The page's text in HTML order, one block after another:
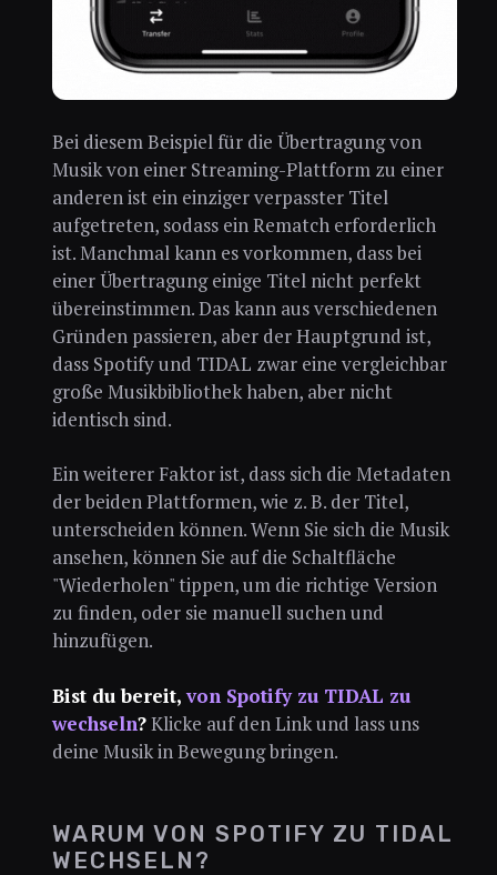
Bei diesem Beispiel für die Übertragung von
Musik von einer Streaming-Plattform zu einer
anderen ist ein einziger verpasster Titel
aufgetreten, sodass ein Rematch erforderlich
ist. Manchmal kann es vorkommen, dass bei
einer Übertragung einige Titel nicht perfekt
übereinstimmen. Das kann aus verschiedenen
Gründen passieren, aber der Hauptgrund ist,
dass Spotify und TIDAL zwar eine vergleichbar
große Musikbibliothek haben, aber nicht
identisch sind.
Ein weiterer Faktor ist, dass sich die Metadaten
der beiden Plattformen, wie z. B. der Titel,
unterscheiden können. Wenn Sie sich die Musik
ansehen, können Sie auf die Schaltfläche
"Wiederholen" tippen, um die richtige Version
zu finden, oder sie manuell suchen und
hinzufügen.
Bist du bereit,von Spotify zu TIDAL zu
wechseln?Klicke auf den Link und lass uns
deine Musik in Bewegung bringen.
WARUM VON SPOTIFY ZU TIDAL
WECHSELN?